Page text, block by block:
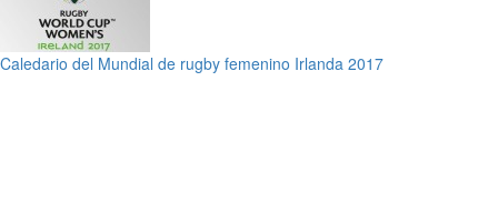
Caledario del Mundial de rugby femenino Irlanda 2017